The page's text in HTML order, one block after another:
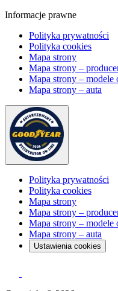
Informacje prawne
Polityka prywatności
Polityka cookies
Mapa strony
Mapa strony –
Mapa strony – modele
Mapa strony – auta
Polityka prywatności
Polityka cookies
Mapa strony
Mapa strony –
Mapa strony – modele
Mapa strony – auta
Ustawienia cookies